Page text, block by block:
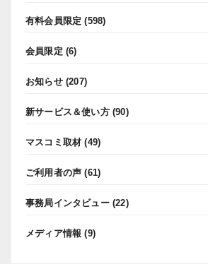
有料会員限定 (598)
会員限定 (6)
お知らせ(207)
新サービス＆使い方(90)
マスコミ取材 (49)
ご利用者の声 (61)
事務局インタビュー(22)
メディア情報 (9)